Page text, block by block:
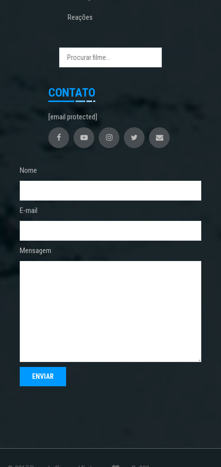
Reações
CONTATO
[email protected]
Nome
E-mail
Mensagem